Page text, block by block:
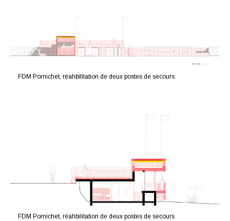
FDM Pornichet, réahbilitation de deux postes de secours
FDM Pornichet, réahbilitation de deux postes de secours